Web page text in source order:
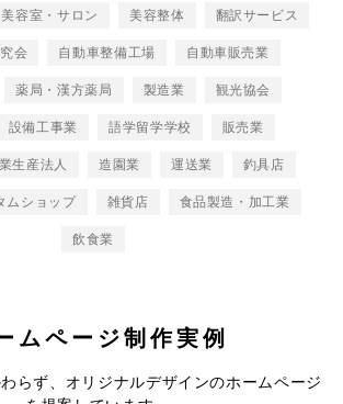
美容室・サロン 美容整体 翻訳サービス
会 自動車整備工場 自動車販売業
薬局・漢方薬局 製造業 観光協会
設備工事業 語学留学学校 販売業
生産法人 造園業 運送業 釣具店
ムショップ 雑貨店 食品製造・加工業
飲食業
ムページ制作実例
らず、オリジナルデザインのホームページ